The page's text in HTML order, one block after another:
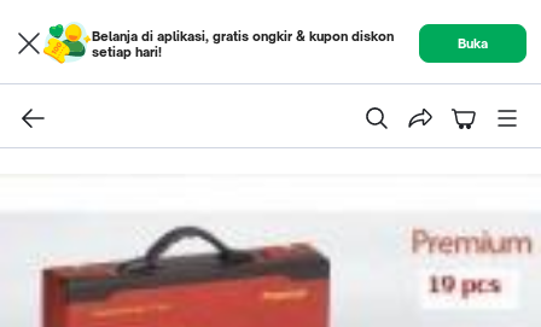
Belanja di aplikasi, gratis ongkir & kupon diskon
setiap hari!
Buka